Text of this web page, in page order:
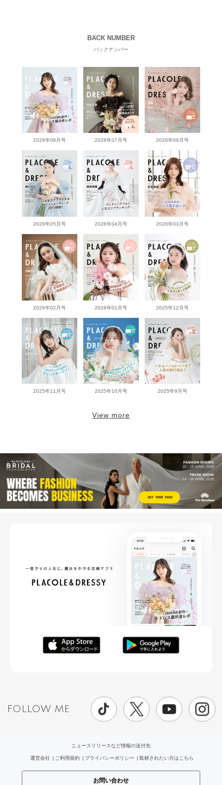
BACK NUMBER
バックナンバー
2026年08月号 2026年07月号 2026年06月号
2026年05月号 2026年04月号 2026年03月号
2026年02月号 2026年01月号 2025年12月号
2025年11月号 2025年10月号 2025年9月号
View more
FOLLOW ME
ニュースリリースなど情報の送付先
運営会社 ご利用規約 プライバシーポリシー 取材されたい方はこちら
お問い合わせ